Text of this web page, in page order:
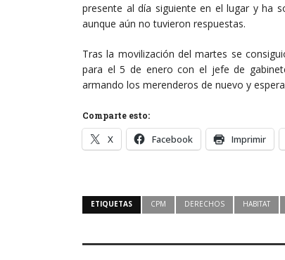
presente al día siguiente en el lugar y ha
aunque aún no tuvieron respuestas.
Tras la movilización del martes se
para el 5 de enero con el jefe de
armando los merenderos de nuevo y
Comparte esto:
X Facebook Imprimir
ETIQUETAS CPM DERECHOS HABITAT